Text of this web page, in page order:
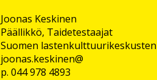
Joonas Keskinen
Päällikkö, Taidetestaajat
Suomen
joonas.keskinen@
p. 044 978 4893